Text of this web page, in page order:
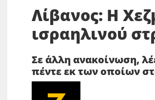
Λίβανος: Η
ισραηλινού
Σε άλλη ανακοίνωση,
πέντε εκ των οποίων